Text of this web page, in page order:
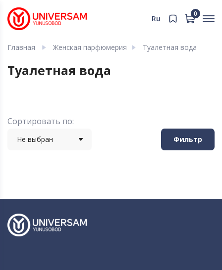
Ru
0
Главная Женская парфюмерия Туалетная вода
Туалетная вода
Сортировать по:
Не выбран Фильтр